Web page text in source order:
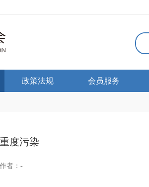
政策法规 会员服务
度污染
作者：-